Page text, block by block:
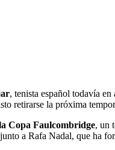
, tenista español todavía en
retirarse la próxima
Copa Faulcombridge, un
a Rafa Nadal, que ha